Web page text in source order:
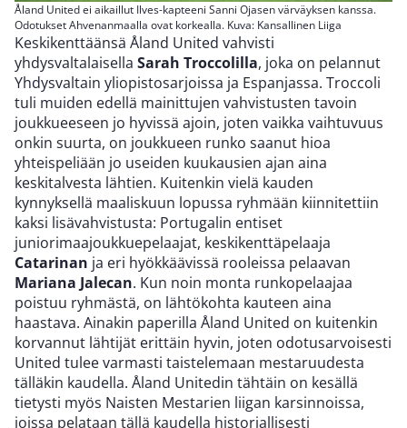
Åland United ei aikaillut Ilves-kapteeni Sanni Ojasen värväyksen kanssa.
Odotukset Ahvenanmaalla ovat korkealla. Kuva: Kansallinen Liiga
Keskikenttäänsä Åland United vahvisti
yhdysvaltalaisella Sarah Troccolilla, joka on pelannut
Yhdysvaltain yliopistosarjoissa ja Espanjassa. Troccoli
tuli muiden edellä mainittujen vahvistusten tavoin
joukkueeseen jo hyvissä ajoin, joten vaikka vaihtuvuus
onkin suurta, on joukkueen runko saanut hioa
yhteispeliään jo useiden kuukausien ajan aina
keskitalvesta lähtien. Kuitenkin vielä kauden
kynnyksellä maaliskuun lopussa ryhmään kiinnitettiin
kaksi lisävahvistusta: Portugalin entiset
juniorimaajoukkuepelaajat, keskikenttäpelaaja
Catarinan ja eri hyökkäävissä rooleissa pelaavan
Mariana Jalecan. Kun noin monta runkopelaajaa
poistuu ryhmästä, on lähtökohta kauteen aina
haastava. Ainakin paperilla Åland United on kuitenkin
korvannut lähtijät erittäin hyvin, joten odotusarvoisesti
United tulee varmasti taistelemaan mestaruudesta
tälläkin kaudella. Åland Unitedin tähtäin on kesällä
tietysti myös Naisten Mestarien liigan karsinnoissa,
joissa pelataan tällä kaudella historiallisesti